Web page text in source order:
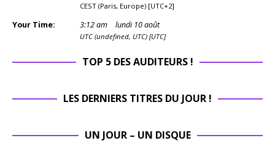
CEST (Paris, Europe) [UTC+2]
Your Time: 3:12am lundi 10 août
UTC (undefined, UTC) [UTC]
TOP 5 DES AUDITEURS !
LES DERNIERS TITRES DU JOUR !
UN JOUR – UN DISQUE